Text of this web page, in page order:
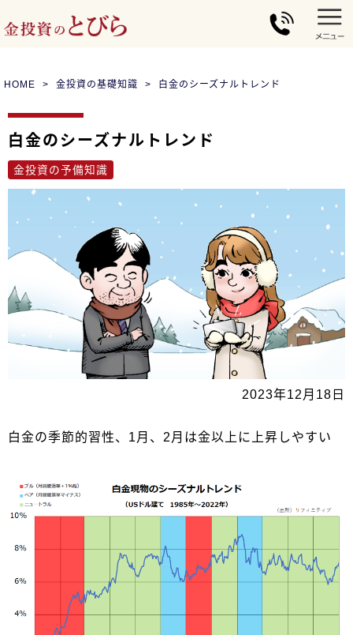
HOME 金投資の基礎知識 白金のシーズナルトレンド
白金のシーズナルトレンド
金投資の予備知識
2023年12月18日
白金の季節的習性、1月、2月は金以上に上昇しやすい